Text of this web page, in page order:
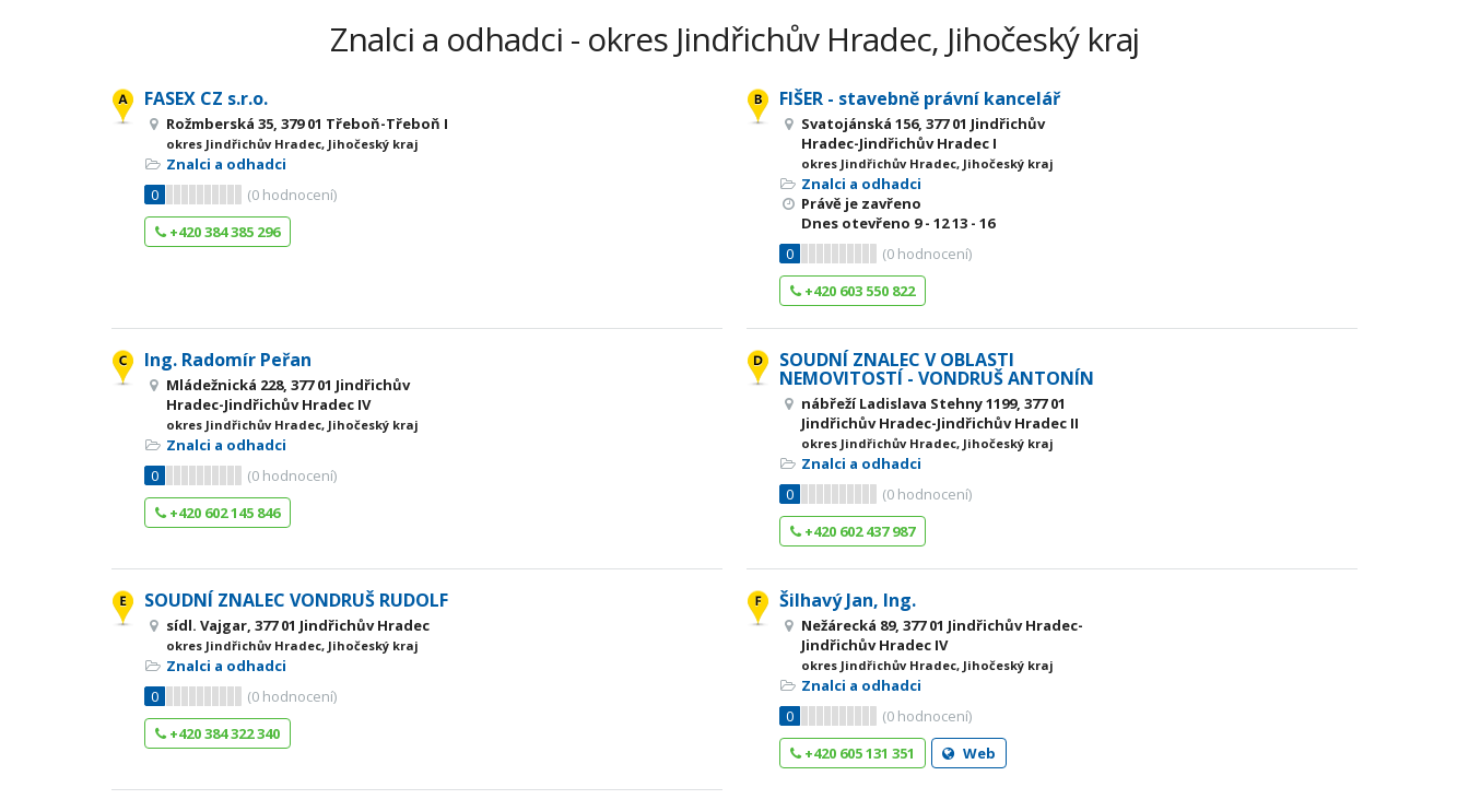
Znalci a odhadci - okres Jindřichův Hradec, Jihočeský kraj
FASEX CZ s.r.o.
Rožmberská 35, 379 01 Třeboň-Třeboň I
okres Jindřichův Hradec, Jihočeský kraj
Znalci a odhadci
0
(0 hodnocení)
+420 384 385 296
FIŠER - stavebně právní kancelář
Svatojánská 156, 377 01 Jindřichův
Hradec-Jindřichův Hradec I
okres Jindřichův Hradec, Jihočeský kraj
Znalci a odhadci
Právě je zavřeno
Dnes otevřeno 9 - 1213 - 16
0
(0 hodnocení)
+420 603 550 822
Ing. Radomír Peřan
Mládežnická 228, 377 01 Jindřichův
Hradec-Jindřichův Hradec IV
okres Jindřichův Hradec, Jihočeský kraj
Znalci a odhadci
0
(0 hodnocení)
+420 602 145 846
SOUDNÍ ZNALEC V OBLASTI
NEMOVITOSTÍ - VONDRUŠ ANTONÍN
nábřeží Ladislava Stehny 1199, 377 01
Jindřichův Hradec-Jindřichův Hradec II
okres Jindřichův Hradec, Jihočeský kraj
Znalci a odhadci
0
(0 hodnocení)
+420 602 437 987
SOUDNÍ ZNALEC VONDRUŠ RUDOLF
sídl. Vajgar, 377 01 Jindřichův Hradec
okres Jindřichův Hradec, Jihočeský kraj
Znalci a odhadci
0
(0 hodnocení)
+420 384 322 340
Šilhavý Jan, Ing.
Nežárecká 89, 377 01 Jindřichův Hradec-
Jindřichův Hradec IV
okres Jindřichův Hradec, Jihočeský kraj
Znalci a odhadci
0
(0 hodnocení)
+420 605 131 351
Web